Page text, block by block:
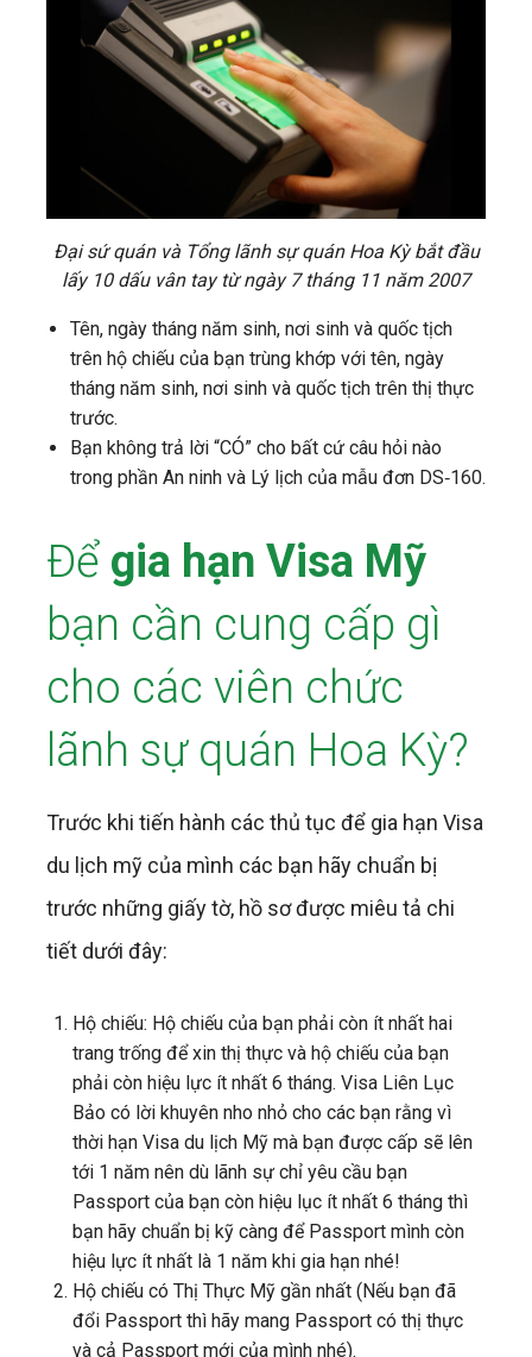
Đại sứ quán và Tổng lãnh sự quán Hoa Kỳ bắt đầu
lấy 10 dấu vân tay từ ngày 7 tháng 11 năm 2007
Tên, ngày tháng năm sinh, nơi sinh và quốc tịch
trên hộ chiếu của bạn trùng khớp với tên, ngày
tháng năm sinh, nơi sinh và quốc tịch trên thị thực
trước.
Bạn không trả lời “CÓ” cho bất cứ câu hỏi nào
trong phần An ninh và Lý lịch của mẫu đơn DS‐160.
Để gia hạn Visa Mỹ
bạn cần cung cấp gì
cho các viên chức
lãnh sự quán Hoa Kỳ?
Trước khi tiến hành các thủ tục để gia hạn Visa
du lịch mỹ của mình các bạn hãy chuẩn bị
trước những giấy tờ, hồ sơ được miêu tả chi
tiết dưới đây:
Hộ chiếu: Hộ chiếu của bạn phải còn ít nhất hai
trang trống để xin thị thực và hộ chiếu của bạn
phải còn hiệu lực ít nhất 6 tháng. Visa Liên Lục
Bảo có lời khuyên nho nhỏ cho các bạn rằng vì
thời hạn Visa du lịch Mỹ mà bạn được cấp sẽ lên
tới 1 năm nên dù lãnh sự chỉ yêu cầu bạn
Passport của bạn còn hiệu lục ít nhất 6 tháng thì
bạn hãy chuẩn bị kỹ càng để Passport mình còn
hiệu lực ít nhất là 1 năm khi gia hạn nhé!
Hộ chiếu có Thị Thực Mỹ gần nhất (Nếu bạn đã
đổi Passport thì hãy mang Passport có thị thực
và cả Passport mới của mình nhé).